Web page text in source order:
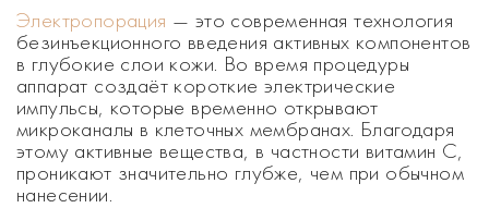
Электропорация — это современная технология
безинъекционного введения активных компонентов
в глубокие слои кожи. Во время процедуры
аппарат создаёт короткие электрические
импульсы, которые временно открывают
микроканалы в клеточных мембранах. Благодаря
этому активные вещества, в частности витамин C,
проникают значительно глубже, чем при обычном
нанесении.